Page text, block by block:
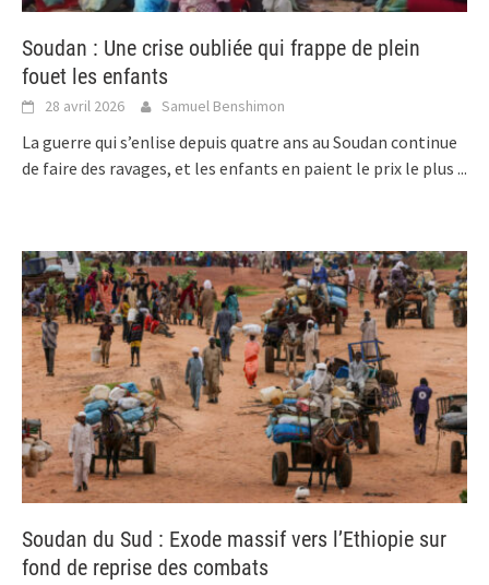
Soudan : Une crise oubliée qui frappe de plein
fouet les enfants
28 avril 2026 Samuel Benshimon
La guerre qui s’enlise depuis quatre ans au Soudan continue
de faire des ravages, et les enfants en paient le prix le plus ...
Soudan du Sud : Exode massif vers l’Ethiopie sur
fond de reprise des combats